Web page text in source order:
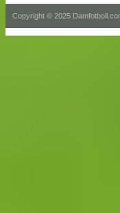
Copyright © 2025